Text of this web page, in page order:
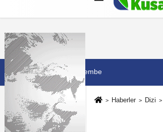
Künye İletişim
6 Ağustos 2026, Perşembe
Haberler Dizi